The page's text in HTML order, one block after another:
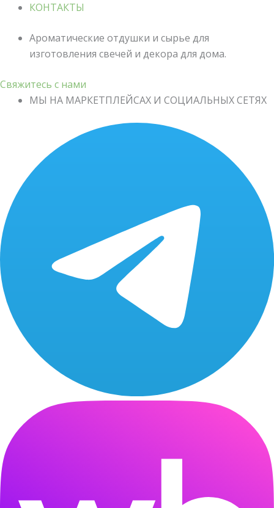
КОНТАКТЫ
Ароматические отдушки и сырье для
изготовления свечей и декора для дома.
Свяжитесь с нами
МЫ НА МАРКЕТПЛЕЙСАХ И СОЦИАЛЬНЫХ СЕТЯХ